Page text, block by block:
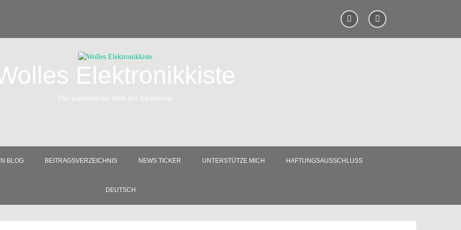
Elektronikkiste
Die wunderbare Welt der Elektronik
BLOG BEITRAGSVERZEICHNIS NEWS TICKER UNTERSTÜTZE MICH HAFTUNGSAUSSCHLUSS
DEUTSCH